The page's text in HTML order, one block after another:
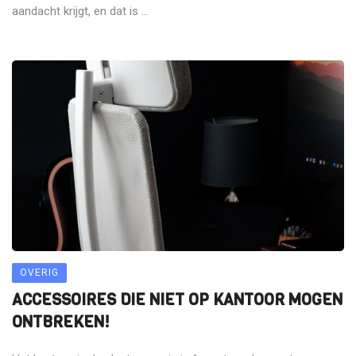
aandacht krijgt, en dat is ...
OVERIG
ACCESSOIRES DIE NIET OP KANTOOR MOGEN
ONTBREKEN!